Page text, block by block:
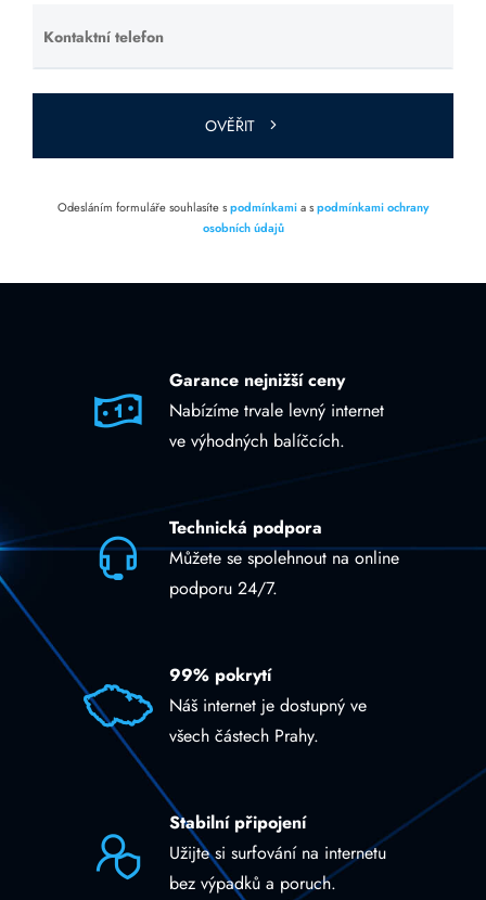
Kontaktní telefon
Ponechte
toto pole
prázdné.
OVĚŘIT
Odesláním formuláře souhlasíte spodmínkamia spodmínkami ochrany
osobních údajů
Garance nejnižší ceny
Nabízíme trvale levný internet
ve výhodných balíčcích.
Technická podpora
Můžete se spolehnout na online
podporu 24/7.
99% pokrytí
Náš internet je dostupný ve
všech částech Prahy.
Stabilní připojení
Užijte si surfování na internetu
bez výpadků a poruch.